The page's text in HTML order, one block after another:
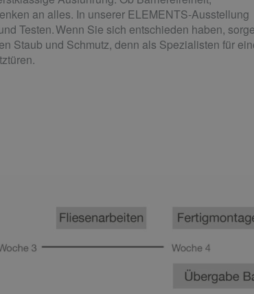
an alles. In unserer ELEMENTS-Ausstellung
Testen. Wenn Sie sich entschieden haben,
Staub und Schmutz, denn als Spezialisten für